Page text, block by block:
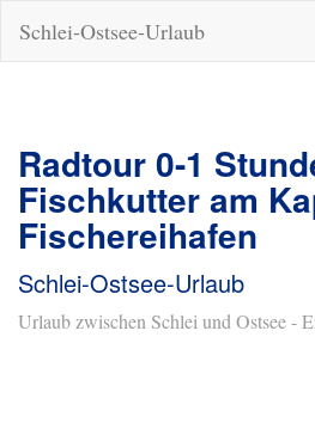
Schlei-Ostsee-Urlaub
Radtour 0-1
Fischkutter am
Fischereihafen
Schlei-Ostsee-Urlaub
Urlaub zwischen Schlei und Ostsee -